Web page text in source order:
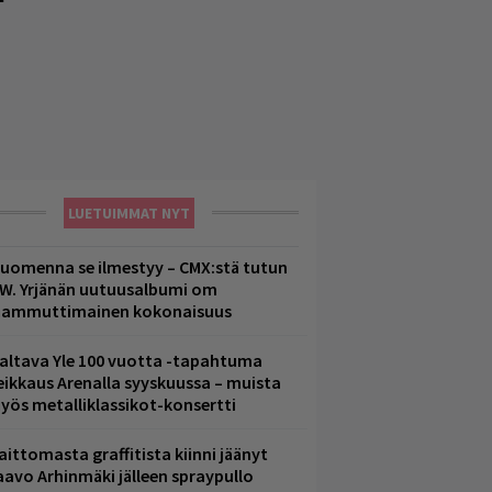
LUETUIMMAT NYT
se ilmestyy – CMX:stä tutun
Yrjänän uutuusalbumi om
kokonaisuus
Yle 100 vuotta -tapahtuma
Arenalla syyskuussa – muista
metalliklassikot-konsertti
graffitista kiinni jäänyt
Arhinmäki jälleen spraypullo